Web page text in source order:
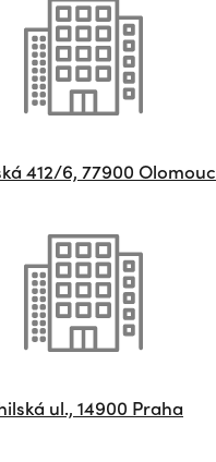
412/6, 77900 Olomouc
ul., 14900 Praha